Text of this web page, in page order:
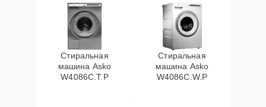
Стиральная
машина Asko
W4086C.T.P
Стиральная
машина Asko
W4086C.W.P